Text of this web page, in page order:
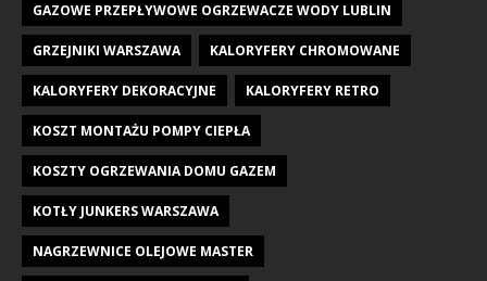
GAZOWE PRZEPŁYWOWE OGRZEWACZE WODY LUBLIN
GRZEJNIKI WARSZAWA KALORYFERY CHROMOWANE
KALORYFERY DEKORACYJNE KALORYFERY RETRO
KOSZT MONTAŻU POMPY CIEPŁA
KOSZTY OGRZEWANIA DOMU GAZEM
KOTŁY JUNKERS WARSZAWA
NAGRZEWNICE OLEJOWE MASTER